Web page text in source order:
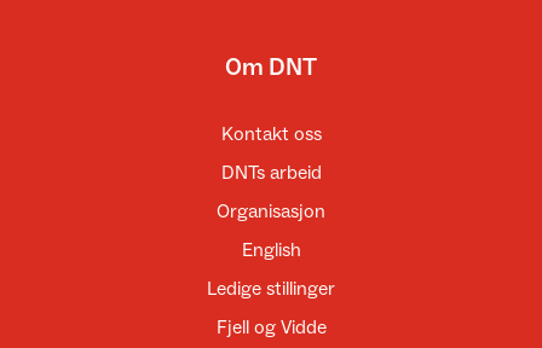
Om DNT
Kontakt oss
DNTs arbeid
Organisasjon
English
Ledige stillinger
Fjell og Vidde